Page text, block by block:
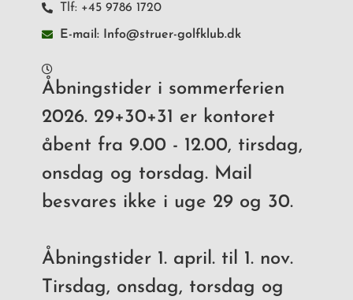
Tlf: +45 9786 1720
E-mail: Info@struer-golfklub.dk
Åbningstider i sommerferien
2026. 29+30+31 er kontoret
åbent fra 9.00 - 12.00, tirsdag,
onsdag og torsdag. Mail
besvares ikke i uge 29 og 30.
Åbningstider 1. april. til 1. nov.
Tirsdag, onsdag, torsdag og